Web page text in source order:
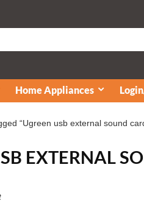
Home Appliances
“Ugreen usb external sound
EXTERNAL